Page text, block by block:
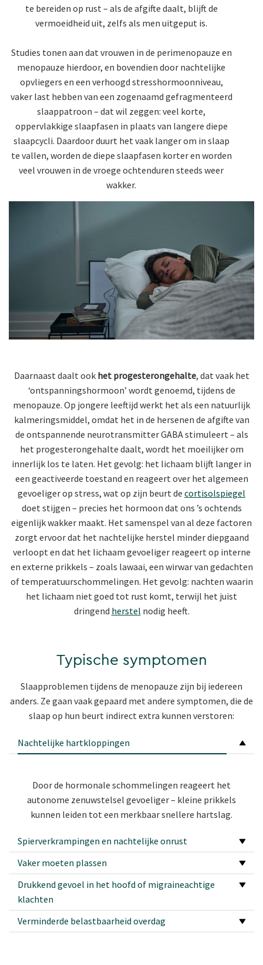
te bereiden op rust – als de afgifte daalt, blijft de
vermoeidheid uit, zelfs als men uitgeput is.
Studies tonen aan dat vrouwen in de perimenopauze en
menopauze hierdoor, en bovendien door nachtelijke
opvliegers en een verhoogd stresshormoonniveau,
vaker last hebben van een zogenaamd gefragmenteerd
slaappatroon – dat wil zeggen: veel korte,
oppervlakkige slaapfasen in plaats van langere diepe
slaapcycli. Daardoor duurt het vaak langer om in slaap
te vallen, worden de diepe slaapfasen korter en worden
veel vrouwen in de vroege ochtenduren steeds weer
wakker.
Daarnaast daalt ook het progesterongehalte, dat vaak het
‘ontspanningshormoon’ wordt genoemd, tijdens de
menopauze. Op jongere leeftijd werkt het als een natuurlijk
kalmeringsmiddel, omdat het in de hersenen de afgifte van
de ontspannende neurotransmitter GABA stimuleert – als
het progesterongehalte daalt, wordt het moeilijker om
innerlijk los te laten. Het gevolg: het lichaam blijft langer in
een geactiveerde toestand en reageert over het algemeen
gevoeliger op stress, wat op zijn beurt de cortisolspiegel
doet stijgen – precies het hormoon dat ons ’s ochtends
eigenlijk wakker maakt. Het samenspel van al deze factoren
zorgt ervoor dat het nachtelijke herstel minder diepgaand
verloopt en dat het lichaam gevoeliger reageert op interne
en externe prikkels – zoals lawaai, een wirwar van gedachten
of temperatuurschommelingen. Het gevolg: nachten waarin
het lichaam niet goed tot rust komt, terwijl het juist
dringend herstel nodig heeft.
Typische symptomen
Slaapproblemen tijdens de menopauze zijn bij iedereen
anders. Ze gaan vaak gepaard met andere symptomen, die de
slaap op hun beurt indirect extra kunnen verstoren:
Nachtelijke hartkloppingen
Door de hormonale schommelingen reageert het
autonome zenuwstelsel gevoeliger – kleine prikkels
kunnen leiden tot een merkbaar snellere hartslag.
Spierverkrampingen en nachtelijke onrust
Vaker moeten plassen
Drukkend gevoel in het hoofd of migraineachtige
klachten
Verminderde belastbaarheid overdag